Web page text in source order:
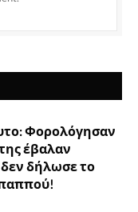
Φορολόγησαν
έβαλαν
δεν δήλωσε το
παππού!